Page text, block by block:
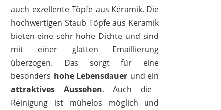
auch exzellente Töpfe aus Keramik. Die
hochwertigen Staub Töpfe aus Keramik
bieten eine sehr hohe Dichte und sind
mit einer glatten Emaillierung
überzogen. Das sorgt für eine
besonders hohe Lebensdauer und ein
attraktives Aussehen. Auch die
Reinigung ist mühelos möglich und